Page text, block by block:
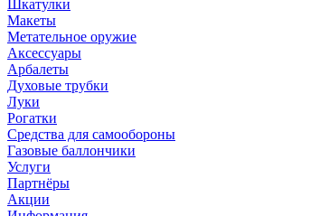
Шкатулки
Макеты
Метательное оружие
Аксессуары
Арбалеты
Духовые трубки
Луки
Рогатки
Средства для самообороны
Газовые баллончики
Услуги
Партнёры
Акции